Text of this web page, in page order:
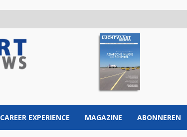
CAREER EXPERIENCE MAGAZINE ABONNEREN